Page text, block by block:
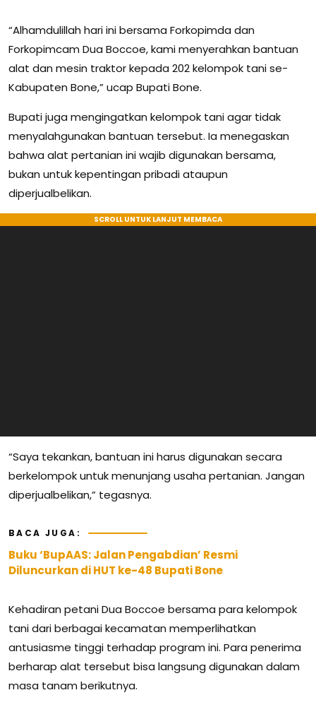
“Alhamdulillah hari ini bersama Forkopimda dan
Forkopimcam Dua Boccoe, kami menyerahkan bantuan
alat dan mesin traktor kepada 202 kelompok tani se-
Kabupaten Bone,” ucap Bupati Bone.
Bupati juga mengingatkan kelompok tani agar tidak
menyalahgunakan bantuan tersebut. Ia menegaskan
bahwa alat pertanian ini wajib digunakan bersama,
bukan untuk kepentingan pribadi ataupun
diperjualbelikan.
“Saya tekankan, bantuan ini harus digunakan secara
berkelompok untuk menunjang usaha pertanian. Jangan
diperjualbelikan,” tegasnya.
BACA JUGA:
Buku ‘BupAAS: Jalan Pengabdian’ Resmi
Diluncurkan di HUT ke-48 Bupati Bone
Kehadiran petani Dua Boccoe bersama para kelompok
tani dari berbagai kecamatan memperlihatkan
antusiasme tinggi terhadap program ini. Para penerima
berharap alat tersebut bisa langsung digunakan dalam
masa tanam berikutnya.